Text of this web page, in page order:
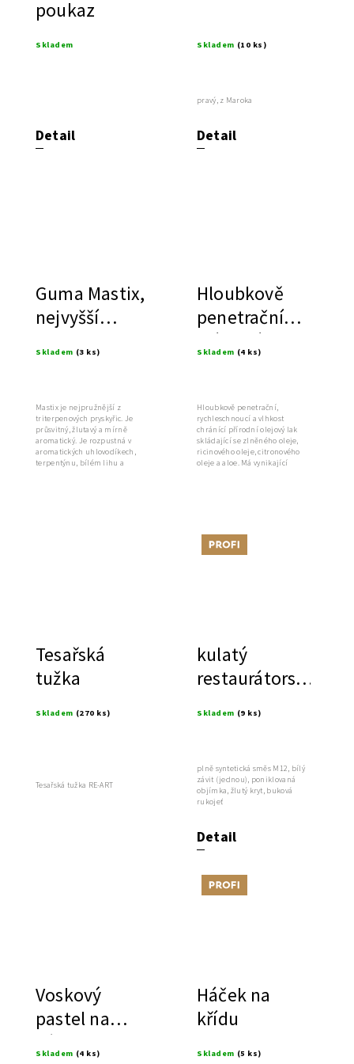
poukaz
Skladem
Detail
Skladem (10 ks)
Detail
pravý, z Maroka
Guma Mastix,
nejvyšší
Skladem (3 ks)
Mastix je nejpružnější z
triterpenových pryskyřic. Je
průsvitný, žlutavý a mírně
aromatický. Je rozpustná v
aromatických uhlovodíkech,
terpentýnu, bílém lihu a
Hloubkově
penetrační
přírodní
Skladem (4 ks)
Hloubkově penetrační,
rychleschnoucí a vlhkost
chránící přírodní olejový lak
skládající se zlněného oleje,
ricinového oleje, citronového
oleje a aloe. Má vynikající
Tesařská
tužka
Skladem (270 ks)
Tesařská tužka RE-ART
Tip
kulatý
restaurátorský
Skladem (9 ks)
Detail
plně syntetická směs M12, bílý
závit (jednou), poniklovaná
objímka, žlutý kryt, buková
rukojeť
Voskový
pastel na
kámen
Skladem (4 ks)
Tip
Háček na
křídu
Skladem (5 ks)